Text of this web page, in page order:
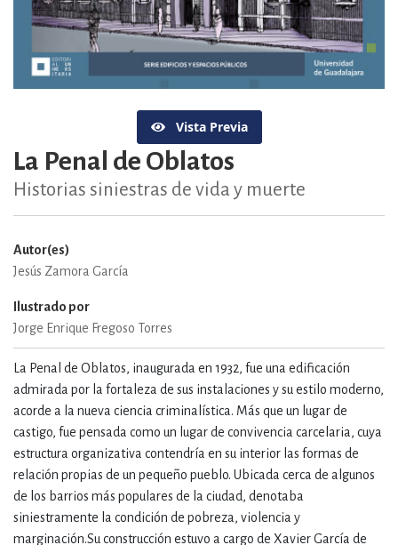
Vista Previa
La Penal de Oblatos
Historias siniestras de vida y muerte
Autor(es)
Jesús Zamora García
Ilustrado por
Jorge Enrique Fregoso Torres
La Penal de Oblatos, inaugurada en 1932, fue una edificación
admirada por la fortaleza de sus instalaciones y su estilo moderno,
acorde a la nueva ciencia criminalística. Más que un lugar de
castigo, fue pensada como un lugar de convivencia carcelaria, cuya
estructura organizativa contendría en su interior las formas de
relación propias de un pequeño pueblo. Ubicada cerca de algunos
de los barrios más populares de la ciudad, denotaba
siniestramente la condición de pobreza, violencia y
marginación.Su construcción estuvo a cargo de Xavier García de